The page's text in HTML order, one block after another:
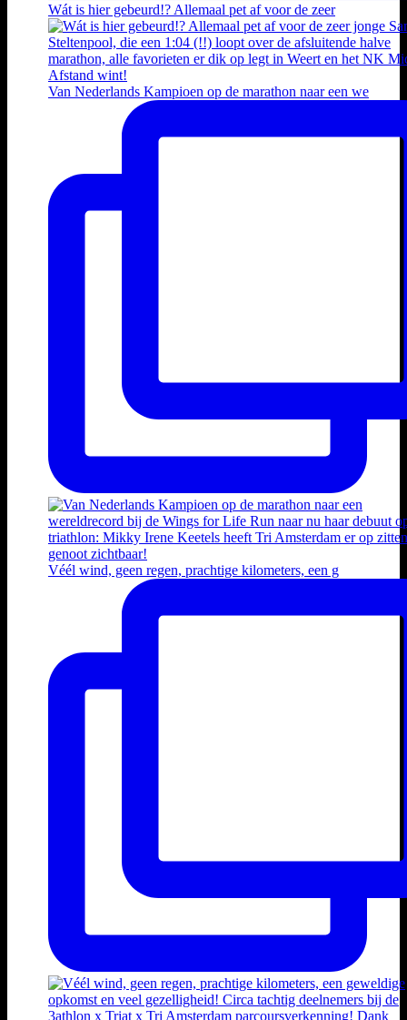
Wát is hier gebeurd!? Allemaal pet af voor de zeer
Van Nederlands Kampioen op de marathon naar een we
Véél wind, geen regen, prachtige kilometers, een g